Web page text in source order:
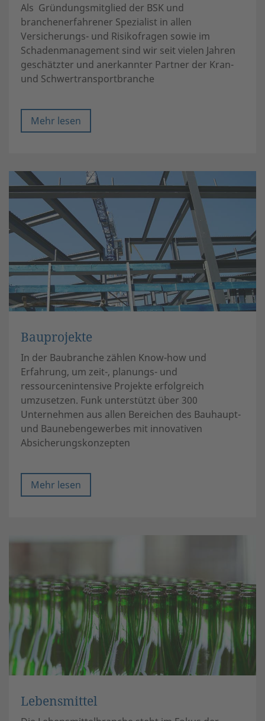
Als Gründungsmitglied der BSK und
branchenerfahrener Spezialist in allen
Versicherungs- und Risikofragen sowie im
Schadenmanagement sind wir seit vielen Jahren
geschätzter und anerkannter Partner der Kran-
und Schwertransportbranche
Mehr lesen
Bauprojekte
In der Baubranche zählen Know-how und
Erfahrung, um zeit-, planungs- und
ressourcenintensive Projekte erfolgreich
umzusetzen. Funk unterstützt über 300
Unternehmen aus allen Bereichen des Bauhaupt-
und Baunebengewerbes mit innovativen
Absicherungskonzepten
Mehr lesen
Lebensmittel